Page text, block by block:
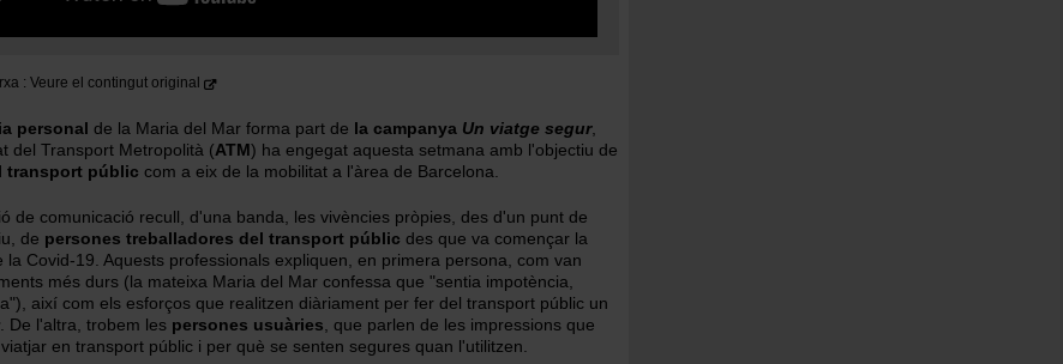
Veure el contingut original
personal de la Maria del Mar forma part de la campanya Un viatge segur,
del Transport Metropolità (ATM) ha engegat aquesta setmana amb l'objectiu de
transport públic com a eix de la mobilitat a l'àrea de Barcelona.
de comunicació recull, d'una banda, les vivències pròpies, des d'un punt de
de persones treballadores del transport públic des que va començar la
la Covid-19. Aquests professionals expliquen, en primera persona, com van
més durs (la mateixa Maria del Mar confessa que "sentia impotència,
així com els esforços que realitzen diàriament per fer del transport públic un
De l'altra, trobem les persones usuàries , que parlen de les impressions que
en transport públic i per què se senten segures quan l'utilitzen.